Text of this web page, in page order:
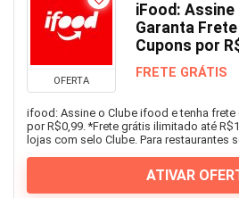
OFERTA
iFood:
Garanta
Cupons por
FRETE GRÁTIS
ifood: Assine o Clube ifood e tenha
por R$0,99. *Frete grátis ilimitado até
lojas com selo Clube. Para restaurantes
ATIVAR